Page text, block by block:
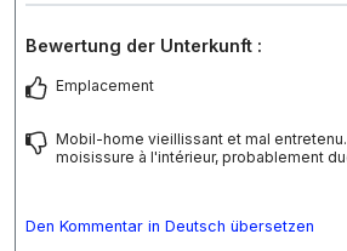
Bewertung der Unterkunft :
Emplacement
Mobil-home vieillissant et mal
moisissure à l'intérieur, probablement
Den Kommentar in Deutsch übersetzen